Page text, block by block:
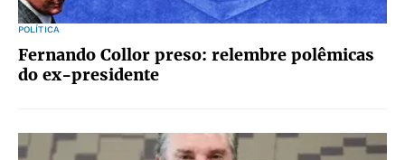
POLÍTICA
Fernando Collor preso: relembre polêmicas
do ex-presidente